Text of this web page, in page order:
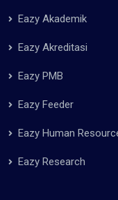
Eazy Akademik
Eazy Akreditasi
Eazy PMB
Eazy Feeder
Eazy Human
Eazy Research